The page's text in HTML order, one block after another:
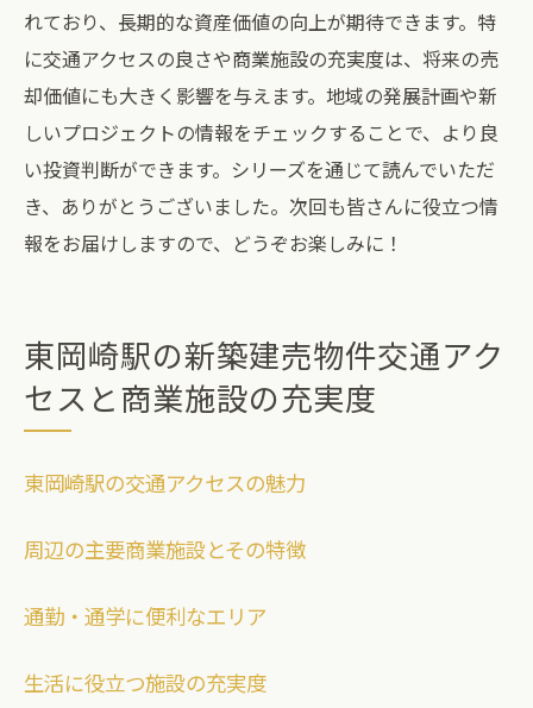
れており、長期的な資産価値の向上が期待できます。特
に交通アクセスの良さや商業施設の充実度は、将来の売
却価値にも大きく影響を与えます。地域の発展計画や新
しいプロジェクトの情報をチェックすることで、より良
い投資判断ができます。シリーズを通じて読んでいただ
き、ありがとうございました。次回も皆さんに役立つ情
報をお届けしますので、どうぞお楽しみに！
東岡崎駅の新築建売物件交通アク
セスと商業施設の充実度
東岡崎駅の交通アクセスの魅力
周辺の主要商業施設とその特徴
通勤・通学に便利なエリア
生活に役立つ施設の充実度